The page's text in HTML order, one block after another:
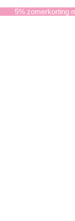
5% zomerkorting